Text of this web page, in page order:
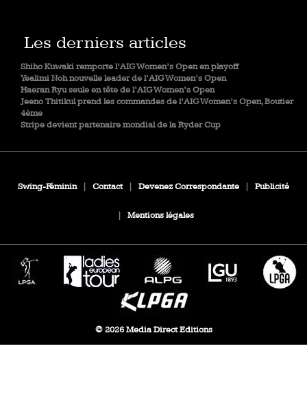
Les derniers articles
Shiho Kuwaki remporte l’AIG Women’s Open en playoff
Yealimi Noh nouvelle leader de l’AIG Women’s Open
Haeran Ryu seule en tête de l’AIG Women’s Open
Jeeno Thitikul prend les commandes de l’AIG Women’s Open, Boutier
4ème
Stripe devient partenaire mondial de la Ryder Cup
Swing-Féminin Contact Devenez Correspondante Publicité
Mentions légales
© 2026 Media Direct Editions